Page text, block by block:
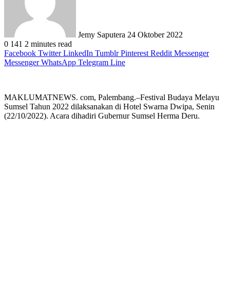
Jemy Saputera 24 Oktober 2022
0 141 2 minutes read
Facebook Twitter LinkedIn Tumblr Pinterest Reddit Messenger
Messenger WhatsApp Telegram Line
MAKLUMATNEWS. com, Palembang.–Festival Budaya Melayu
Sumsel Tahun 2022 dilaksanakan di Hotel Swarna Dwipa, Senin
(22/10/2022). Acara dihadiri Gubernur Sumsel Herma Deru.